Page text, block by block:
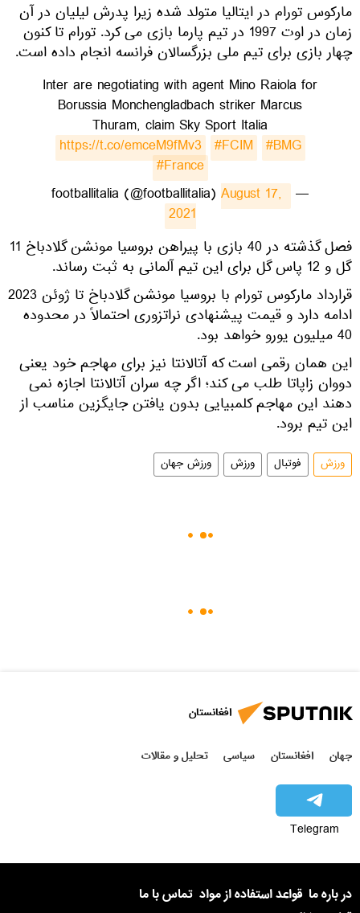
مارکوس تورام در ایتالیا متولد شده زیرا پدرش لیلیان در آن
زمان در اوت 1997 در تیم پارما بازی می کرد. تورام تا کنون
چهار بازی برای تیم ملی بزرگسالان فرانسه انجام داده است.
Inter are negotiating with agent Mino Raiola for
Borussia Monchengladbach striker Marcus
Thuram, claim Sky Sport Italia
https://t.co/emceM9fMv3 #FCIM #BMG
#France
— footballitalia (@footballitalia)
August 17,
2021
فصل گذشته در 40 بازی با پیراهن بروسیا مونشن گلادباخ 11
گل و 12 پاس گل برای این تیم آلمانی به ثبت رساند.
قرارداد مارکوس تورام با بروسیا مونشن گلادباخ تا ژوئن 2023
ادامه دارد و قیمت پیشنهادی نراتزوری احتمالاً در محدوده
40 میلیون یورو خواهد بود.
این همان رقمی است که آتالانتا نیز برای مهاجم خود یعنی
دووان زاپاتا طلب می کند؛ اگر چه سران آتالانتا اجازه نمی
دهند این مهاجم کلمبیایی بدون یافتن جایگزین مناسب از
این تیم برود.
ورزش فوتبال ورزش ورزش جهان
افغانستان
جهان افغانستان سیاسی تحلیل و مقالات
Telegram
در باره ما قواعد استفاده از مواد تماس با ما